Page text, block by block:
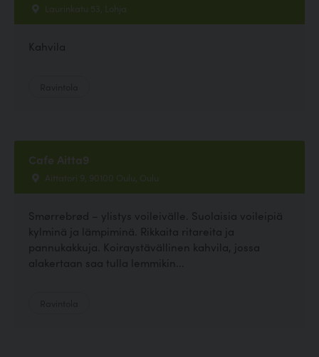
Laurinkatu 53, Lohja
Kahvila
Cafe Aitta9
Aittatori 9, 90100 Oulu, Oulu
Smørrebrød – ylistys voileivälle. Suolaisia voileipiä
kylminä ja lämpiminä. Rikkaita ritareita ja
pannukakkuja. Koiraystävällinen kahvila, jossa
alakertaan saa tulla lemmikin...